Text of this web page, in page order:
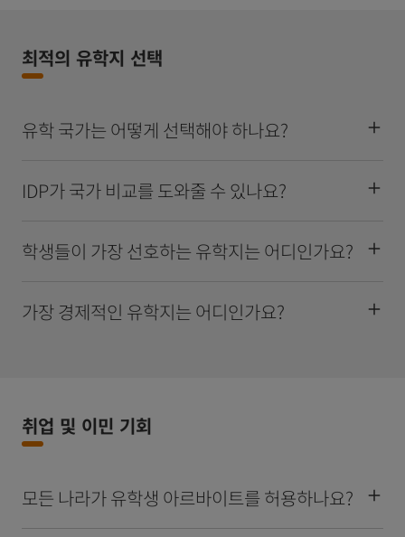
최적의 유학지 선택
유학 국가는 어떻게 선택해야 하나요?
IDP가 국가 비교를 도와줄 수 있나요?
학생들이 가장 선호하는 유학지는 어디인가요?
가장 경제적인 유학지는 어디인가요?
취업 및 이민 기회
모든 나라가 유학생 아르바이트를 허용하나요?